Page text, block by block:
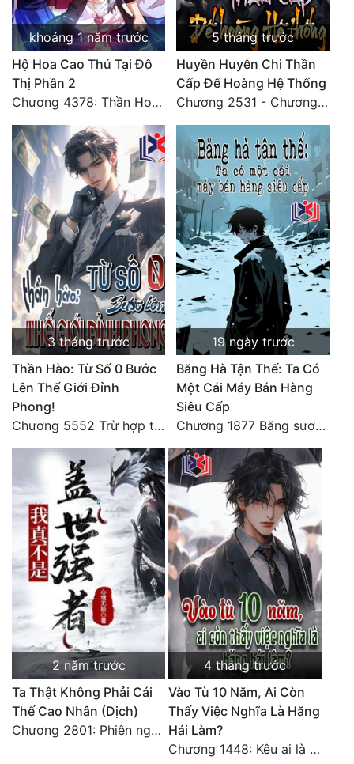
Tu Chân
Tu Tiên
Tội Phạm
Võ Hiệp
Võng Du
Xuyên Không
Xuyên Nhanh
Xuyên Sách
Xuyên Thư
Điền Văn
Đô Thị
Đông Phương
Đông Phương Huyền Huyễn
Đồng Nhân
Cẩu Đạo Trường Sinh
Ngự Thú
Truyện Nam
Truyện Nữ
Vô Địch Lưu
Xây Dựng Thế Lực
Đam Mỹ
Đẹp
khoảng 1 năm trước
Hộ Hoa Cao Thủ Tại Đô
Thị Phần 2
Chương 4378: Thần Hoàng Hạ Thiên (Đại kết cục) (03)
5 tháng trước
Huyền Huyễn Chi Thần
Cấp Đế Hoàng Hệ Thống
Chương 2531 - Chương cuối
3 tháng trước
Thần Hào: Từ Số 0 Bước
Lên Thế Giới Đỉnh
Phong!
Chương 5552 Trừ hợp tác, không còn cách nào khác!
19 ngày trước
Băng Hà Tận Thế: Ta Có
Một Cái Máy Bán Hàng
Siêu Cấp
Chương 1877 Băng sương kết giới
2 năm trước
Ta Thật Không Phải Cái
Thế Cao Nhân (Dịch)
Chương 2801: Phiên ngoại 6: Sau khi trở về, hạ du năm tháng. 3
4 tháng trước
Vào Tù 10 Năm, Ai Còn
Thấy Việc Nghĩa Là Hăng
Hái Làm?
Chương 1448: Kêu ai là cha?